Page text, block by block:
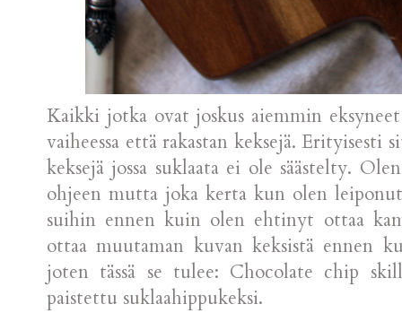
Kaikki jotka ovat joskus aiemmin
vaiheessa että rakastan keksejä. Erityisesti
keksejä jossa suklaata ei ole säästelty.
ohjeen mutta joka kerta kun olen
suihin ennen kuin olen ehtinyt ottaa
ottaa muutaman kuvan keksistä ennen
joten tässä se tulee: Chocolate chip
paistettu suklaahippukeksi.